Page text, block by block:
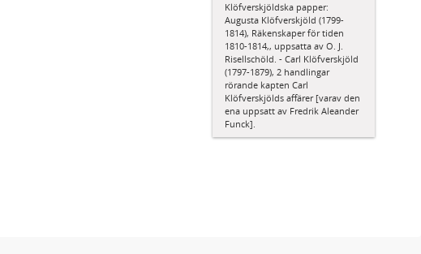
Klöfverskjöldska papper:
Augusta Klöfverskjöld (1799-
1814), Räkenskaper för tiden
1810-1814,, uppsatta av O. J.
Risellschöld. - Carl Klöfverskjöld
(1797-1879), 2 handlingar
rörande kapten Carl
Klöfverskjölds affärer [varav den
ena uppsatt av Fredrik Aleander
Funck].